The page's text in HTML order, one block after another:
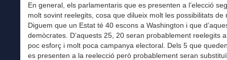
En general, els parlamentaris que es presenten a l’elecció
molt sovint reelegits, cosa que dilueix molt les possibilitats de
Diguem que un Estat té 40 escons a Washington i que
demòcrates. D’aquests 25, 20 seran probablement reelegits
poc esforç i molt poca campanya electoral. Dels 5 que
es presenten a la reelecció però probablement seran